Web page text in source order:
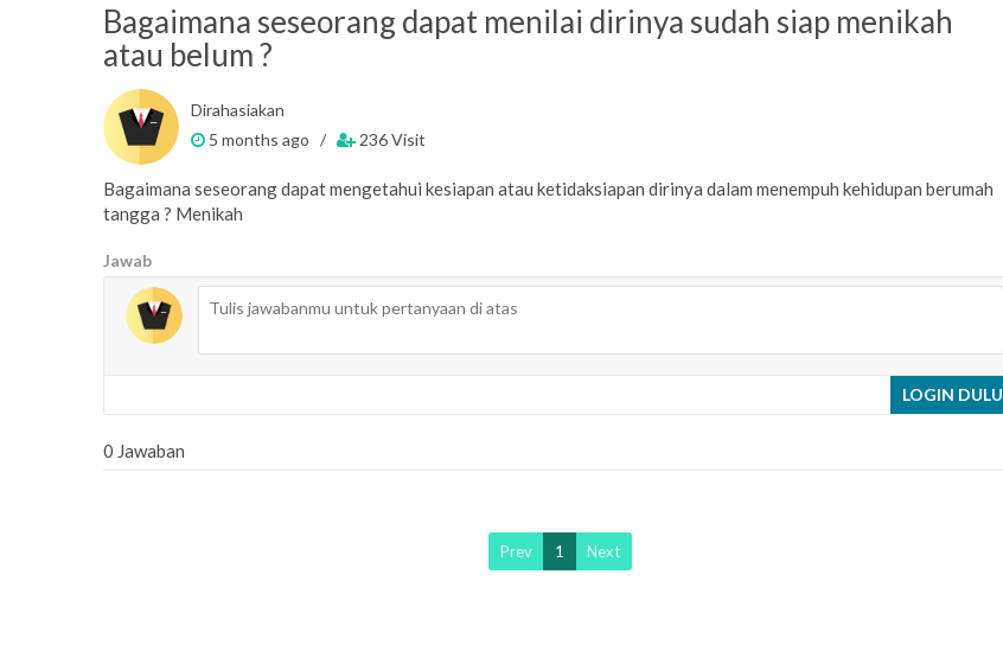
Bagaimana seseorang dapat menilai dirinya sudah siap menikah
atau belum ?
Dirahasiakan
5 months ago /
236 Visit
Bagaimana seseorang dapat mengetahui kesiapan atau ketidaksiapan dirinya dalam menempuh kehidupan berumah
tangga ? Menikah
Jawab
LOGIN DULU
0 Jawaban
Prev 1 Next